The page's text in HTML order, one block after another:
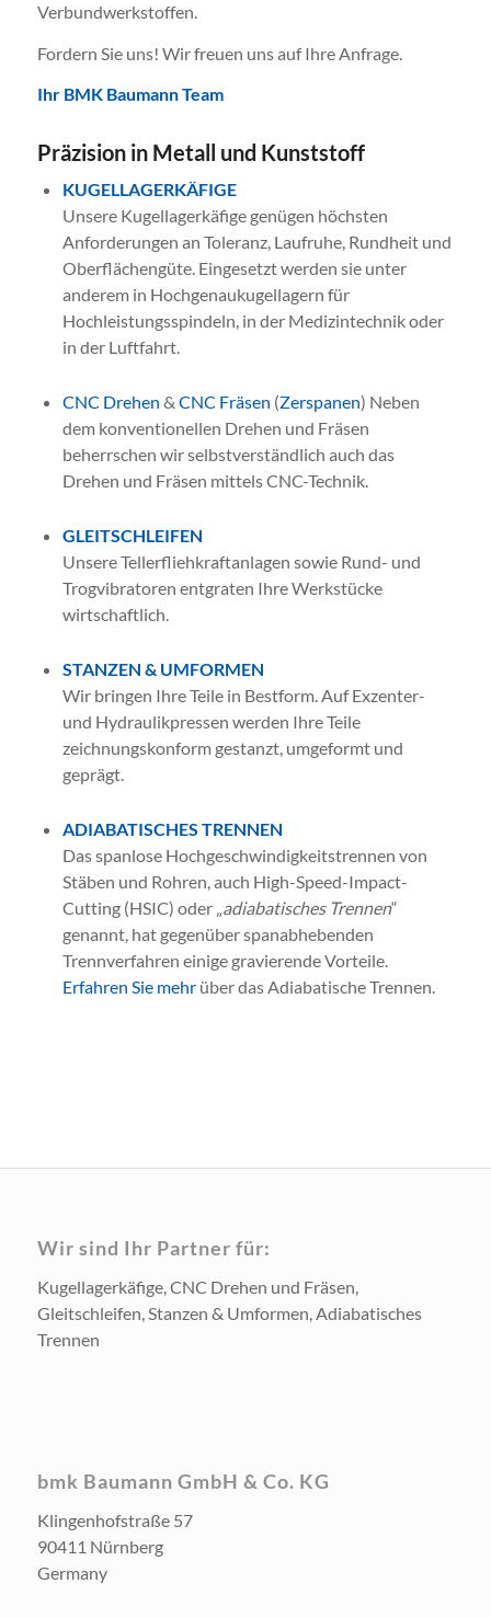
Verbundwerkstoffen.
Fordern Sie uns! Wir freuen uns auf Ihre Anfrage.
Ihr BMK Baumann Team
Präzision in Metall und Kunststoff
KUGELLAGERKÄFIGE
Unsere Kugellagerkäfige genügen höchsten
Anforderungen an Toleranz, Laufruhe, Rundheit und
Oberflächengüte. Eingesetzt werden sie unter
anderem in Hochgenaukugellagern für
Hochleistungsspindeln, in der Medizintechnik oder
in der Luftfahrt.
CNC Drehen & CNC Fräsen (Zerspanen) Neben
dem konventionellen Drehen und Fräsen
beherrschen wir selbstverständlich auch das
Drehen und Fräsen mittels CNC-Technik.
GLEITSCHLEIFEN
Unsere Tellerfliehkraftanlagen sowie Rund- und
Trogvibratoren entgraten Ihre Werkstücke
wirtschaftlich.
STANZEN & UMFORMEN
Wir bringen Ihre Teile in Bestform. Auf Exzenter-
und Hydraulikpressen werden Ihre Teile
zeichnungskonform gestanzt, umgeformt und
geprägt.
ADIABATISCHES TRENNEN
Das spanlose Hochgeschwindigkeitstrennen von
Stäben und Rohren, auch High-Speed-Impact-
Cutting (HSIC) oder „adiabatisches Trennen“
genannt, hat gegenüber spanabhebenden
Trennverfahren einige gravierende Vorteile.
Erfahren Sie mehrüber das Adiabatische Trennen.
Wir sind Ihr Partner für:
Kugellagerkäfige, CNC Drehen und Fräsen,
Gleitschleifen, Stanzen & Umformen, Adiabatisches
Trennen
bmk Baumann GmbH & Co. KG
Klingenhofstraße 57
90411 Nürnberg
Germany